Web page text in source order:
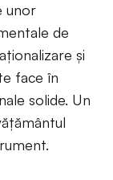
unor
de
și
face în
solide. Un